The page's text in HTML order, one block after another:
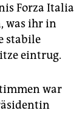
Forza Italia
was ihr in
stabile
eintrug.
war